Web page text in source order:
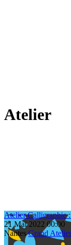
Atelier
Atelier Calligraphie
21 Mai 2022 00:00
Nantes Grand